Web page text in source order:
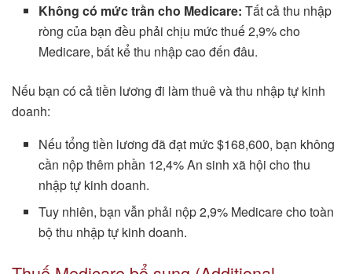
Không có mức trần cho Medicare: Tất cả thu nhập
ròng của bạn đều phải chịu mức thuế 2,9% cho
Medicare, bất kể thu nhập cao đến đâu.
Nếu bạn có cả tiền lương đi làm thuê và thu nhập tự kinh
doanh:
Nếu tổng tiền lương đã đạt mức $168,600, bạn không
cần nộp thêm phần 12,4% An sinh xã hội cho thu
nhập tự kinh doanh.
Tuy nhiên, bạn vẫn phải nộp 2,9% Medicare cho toàn
bộ thu nhập tự kinh doanh.